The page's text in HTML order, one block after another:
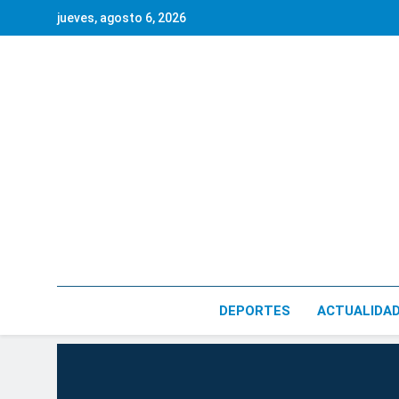
jueves, agosto 6, 2026
DEPORTES